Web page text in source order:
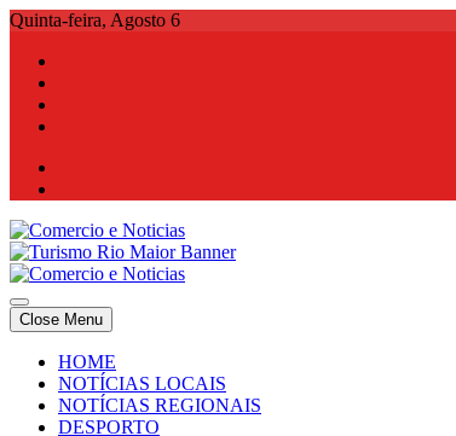
Skip
content
Quinta-feira, Agosto 6
Comercio e Noticias
Notícias e Publicidade Online
Comercio e Noticias
Notícias e Publicidade Online
Close Menu
HOME
NOTÍCIAS LOCAIS
NOTÍCIAS REGIONAIS
DESPORTO